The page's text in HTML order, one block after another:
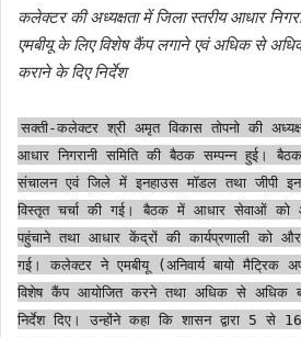
कलेक्टर की अध्यक्षता में जिला स्तरीय आधार
एमबीयू के लिए विशेष कैंप लगाने एवं अधिक से
कराने के दिए निर्देश
सक्ती-कलेक्टर श्री अमृत विकास तोपनो की
आधार निगरानी समिति की बैठक सम्पन्न हुई।
संचालन एवं जिले में इनहाउस मॉडल तथा जीपी
विस्तृत चर्चा की गई। बैठक में आधार सेवाओं
पहुंचाने तथा आधार केंद्रों की कार्यप्रणाली को और
गई। कलेक्टर ने एमबीयू (अनिवार्य बायो
विशेष कैंप आयोजित करने तथा अधिक से अधिक
निर्देश दिए। उन्होंने कहा कि शासन द्वारा 5 से